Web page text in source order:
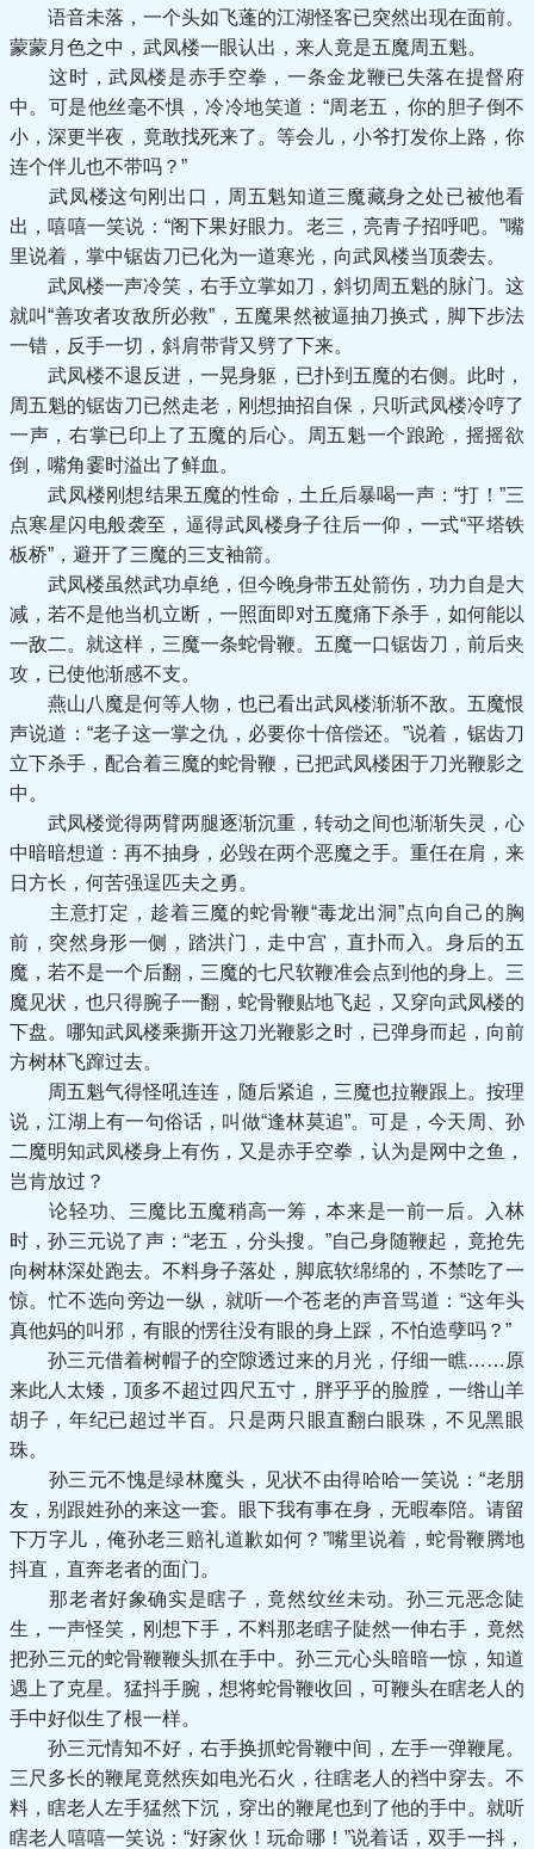
语音未落，一个头如飞蓬的江湖怪客已突然出现在面前。
蒙蒙月色之中，武凤楼一眼认出，来人竟是五魔周五魁。
这时，武凤楼是赤手空拳，一条金龙鞭已失落在提督府
中。可是他丝毫不惧，冷冷地笑道：“周老五，你的胆子倒不
小，深更半夜，竟敢找死来了。等会儿，小爷打发你上路，你
连个伴儿也不带吗？”
武凤楼这句刚出口，周五魁知道三魔藏身之处已被他看
出，嘻嘻一笑说：“阁下果好眼力。老三，亮青子招呼吧。”嘴
里说着，掌中锯齿刀已化为一道寒光，向武凤楼当顶袭去。
武凤楼一声冷笑，右手立掌如刀，斜切周五魁的脉门。这
就叫“善攻者攻敌所必救”，五魔果然被逼抽刀换式，脚下步法
一错，反手一切，斜肩带背又劈了下来。
武凤楼不退反进，一晃身躯，已扑到五魔的右侧。此时，
周五魁的锯齿刀已然走老，刚想抽招自保，只听武凤楼冷哼了
一声，右掌已印上了五魔的后心。周五魁一个踉跄，摇摇欲
倒，嘴角霎时溢出了鲜血。
武凤楼刚想结果五魔的性命，土丘后暴喝一声：“打！”三
点寒星闪电般袭至，逼得武凤楼身子往后一仰，一式“平塔铁
板桥”，避开了三魔的三支袖箭。
武凤楼虽然武功卓绝，但今晚身带五处箭伤，功力自是大
减，若不是他当机立断，一照面即对五魔痛下杀手，如何能以
一敌二。就这样，三魔一条蛇骨鞭。五魔一口锯齿刀，前后夹
攻，已使他渐感不支。
燕山八魔是何等人物，也已看出武凤楼渐渐不敌。五魔恨
声说道：“老子这一掌之仇，必要你十倍偿还。”说着，锯齿刀
立下杀手，配合着三魔的蛇骨鞭，已把武凤楼困于刀光鞭影之
中。
武凤楼觉得两臂两腿逐渐沉重，转动之间也渐渐失灵，心
中暗暗想道：再不抽身，必毁在两个恶魔之手。重任在肩，来
日方长，何苦强逞匹夫之勇。
主意打定，趁着三魔的蛇骨鞭“毒龙出洞”点向自己的胸
前，突然身形一侧，踏洪门，走中宫，直扑而入。身后的五
魔，若不是一个后翻，三魔的七尺软鞭准会点到他的身上。三
魔见状，也只得腕子一翻，蛇骨鞭贴地飞起，又穿向武凤楼的
下盘。哪知武凤楼乘撕开这刀光鞭影之时，已弹身而起，向前
方树林飞蹿过去。
周五魁气得怪吼连连，随后紧追，三魔也拉鞭跟上。按理
说，江湖上有一句俗话，叫做“逢林莫追”。可是，今天周、孙
二魔明知武凤楼身上有伤，又是赤手空拳，认为是网中之鱼，
岂肯放过？
论轻功、三魔比五魔稍高一筹，本来是一前一后。入林
时，孙三元说了声：“老五，分头搜。”自己身随鞭起，竟抢先
向树林深处跑去。不料身子落处，脚底软绵绵的，不禁吃了一
惊。忙不选向旁边一纵，就听一个苍老的声音骂道：“这年头
真他妈的叫邪，有眼的愣往没有眼的身上踩，不怕造孽吗？”
孙三元借着树帽子的空隙透过来的月光，仔细一瞧……原
来此人太矮，顶多不超过四尺五寸，胖乎乎的脸膛，一绺山羊
胡子，年纪已超过半百。只是两只眼直翻白眼珠，不见黑眼
珠。
孙三元不愧是绿林魔头，见状不由得哈哈一笑说：“老朋
友，别跟姓孙的来这一套。眼下我有事在身，无暇奉陪。请留
下万字儿，俺孙老三赔礼道歉如何？”嘴里说着，蛇骨鞭腾地
抖直，直奔老者的面门。
那老者好象确实是瞎子，竟然纹丝未动。孙三元恶念陡
生，一声怪笑，刚想下手，不料那老瞎子陡然一伸右手，竟然
把孙三元的蛇骨鞭鞭头抓在手中。孙三元心头暗暗一惊，知道
遇上了克星。猛抖手腕，想将蛇骨鞭收回，可鞭头在瞎老人的
手中好似生了根一样。
孙三元情知不好，右手换抓蛇骨鞭中间，左手一弹鞭尾。
三尺多长的鞭尾竟然疾如电光石火，往瞎老人的裆中穿去。不
料，瞎老人左手猛然下沉，穿出的鞭尾也到了他的手中。就听
瞎老人嘻嘻一笑说：“好家伙！玩命哪！”说着话，双手一抖，